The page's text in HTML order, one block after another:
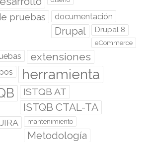
pruebas documentación
Drupal Drupal 8
eCommerce
extensiones
herramienta
ISTQB AT
ISTQB CTAL-TA
JIRA mantenimiento
Metodología